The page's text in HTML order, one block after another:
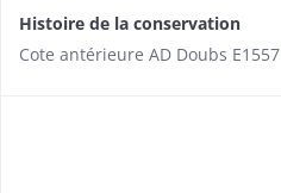
Histoire de la conservation
Cote antérieure AD Doubs E1557